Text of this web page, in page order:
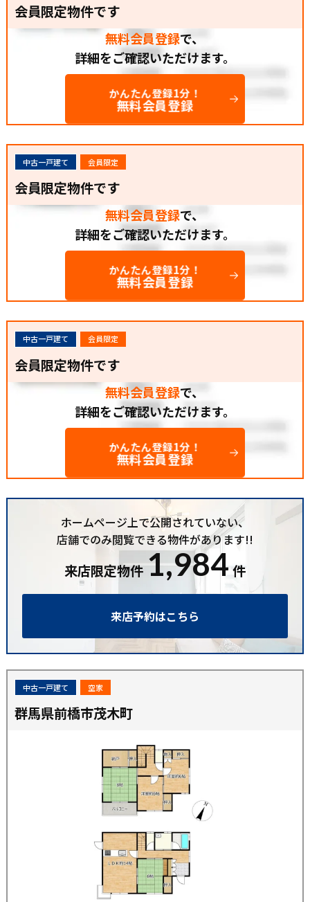
会員限定物件です
無料会員登録で、
詳細をご確認いただけます。
かんたん登録1分！
無料会員登録
中古一戸建て 会員限定
会員限定物件です
無料会員登録で、
詳細をご確認いただけます。
かんたん登録1分！
無料会員登録
中古一戸建て 会員限定
会員限定物件です
無料会員登録で、
詳細をご確認いただけます。
かんたん登録1分！
無料会員登録
ホームページ上で公開されていない、
店舗でのみ閲覧できる物件があります!!
来店限定物件 1,984 件
来店予約はこちら
中古一戸建て 空家
群馬県前橋市茂木町